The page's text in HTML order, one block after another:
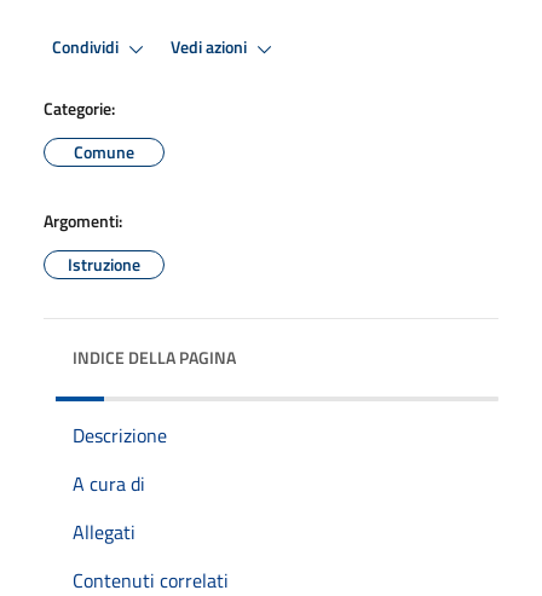
Condividi Vedi azioni
Categorie:
Comune
Argomenti:
Istruzione
INDICE DELLA PAGINA
Descrizione
A cura di
Allegati
Contenuti correlati